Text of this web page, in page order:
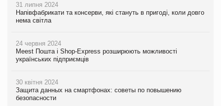
31 липня 2024
Напівфабрикати та консерви, які стануть в пригоді, коли довго
нема світла
24 червня 2024
Meest Пошта і Shop-Express розширюють можливості
українських підприємців
30 квітня 2024
Защита данных на смартфонах: советы по повышению
безопасности